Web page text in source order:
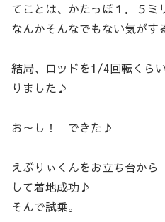
てことは、かたっぽ１．５ミ
なんかそんなでもない気がす
結局、ロッドを1/4回転くら
りました♪
お～し！ できた♪
えぶりぃくんをお立ち台
して着地成功♪
そんで試乗。